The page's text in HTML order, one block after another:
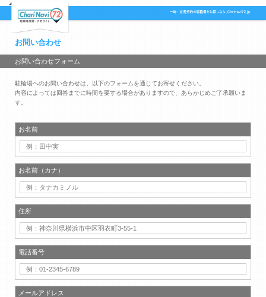
お問い合わせ
お問い合わせフォーム
駐輪場へのお問い合わせは、以下のフォームを通じてお寄せください。
内容によっては回答までに時間を要する場合がありますので、あらかじめご了承願いま
す。
お名前
お名前（カナ）
住所
電話番号
メールアドレス